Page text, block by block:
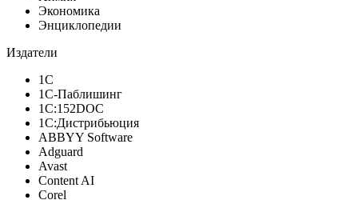
Экономика
Энциклопедии
Издатели
1С
1С-Паблишинг
1С:152DOC
1С:Дистрибьюция
ABBYY Software
Adguard
Avast
Content AI
Corel